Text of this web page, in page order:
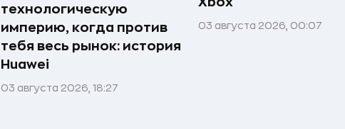
технологическую
империю, когда против
тебя весь рынок: история
Huawei
03 августа 2026, 18:27
03 августа 2026, 00:07